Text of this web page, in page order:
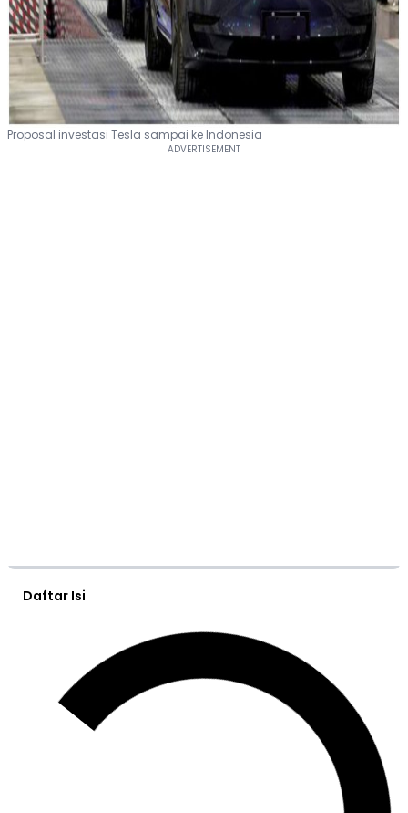
Proposal investasi Tesla sampai ke Indonesia
Daftar Isi